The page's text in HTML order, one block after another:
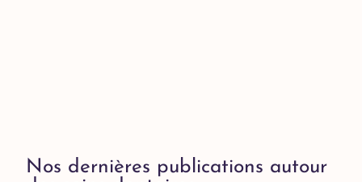
Nos dernières publications autour